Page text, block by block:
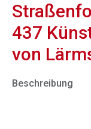
437
von
Beschreibung